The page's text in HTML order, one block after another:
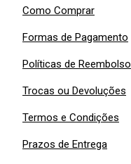
Como Comprar
Formas de Pagamento
Políticas de Reembolso
Trocas ou Devoluções
Termos e Condições
Prazos de Entrega